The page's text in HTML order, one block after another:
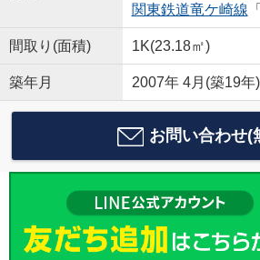
関東鉄道竜ケ崎線 「
間取り(面積) 1K(23.18㎡)
築年月 2007年 4月(築19年)
お問い合わせ(